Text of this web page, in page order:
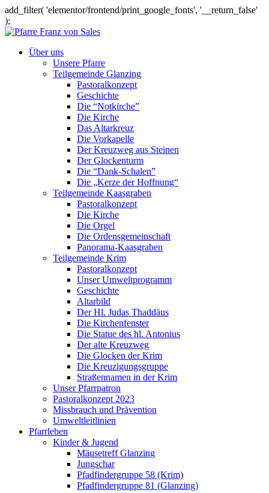
add_filter( 'elementor/frontend/print_google_fonts', '__return_false'
);
Über uns
Unsere Pfarre
Teilgemeinde Glanzing
Pastoralkonzept
Geschichte
Die “Notkirche”
Die Kirche
Das Altarkreuz
Die Vorkapelle
Der Kreuzweg aus Steinen
Der Glockenturm
Die “Dank-Schalen”
Die „Kerze der Hoffnung“
Teilgemeinde Kaasgraben
Pastoralkonzept
Die Kirche
Die Orgel
Die Ordensgemeinschaft
Panorama-Kaasgraben
Teilgemeinde Krim
Pastoralkonzept
Unser Umweltprogramm
Geschichte
Altarbild
Der Hl. Judas Thaddäus
Die Kirchenfenster
Die Statue des hl. Antonius
Der alte Kreuzweg
Die Glocken der Krim
Die Kreuzigungsgruppe
Straßennamen in der Krim
Unser Pfarrpatron
Pastoralkonzept 2023
Missbrauch und Prävention
Umweltleitlinien
Pfarrleben
Kinder & Jugend
Mäusetreff Glanzing
Jungschar
Pfadfindergruppe 58 (Krim)
Pfadfindergruppe 81 (Glanzing)